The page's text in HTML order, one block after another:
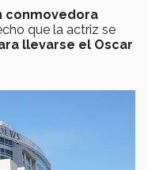
conmovedora
que la actriz se
llevarse el Oscar